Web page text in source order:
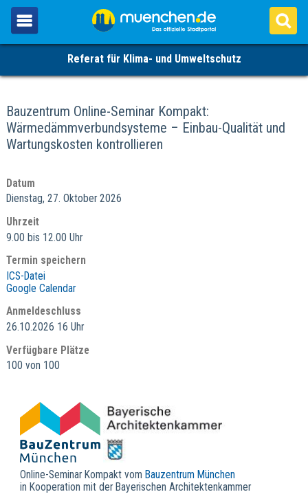
Referat für Klima- und Umweltschutz
Bauzentrum Online-Seminar Kompakt:
Wärmedämmverbundsysteme – Einbau-Qualität und
Wartungskosten kontrollieren
Datum
Dienstag, 27. Oktober 2026
Uhrzeit
9.00 bis 12.00 Uhr
Termin speichern
ICS-Datei
Google Calendar
Anmeldeschluss
26.10.2026 16 Uhr
Verfügbare Plätze
100 von 100
Online-Seminar Kompakt vom Bauzentrum München
in Kooperation mit der Bayerischen Architektenkammer